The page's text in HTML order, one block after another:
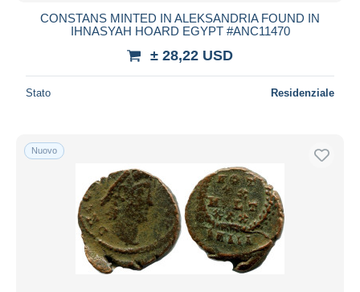
CONSTANS MINTED IN ALEKSANDRIA FOUND IN
IHNASYAH HOARD EGYPT #ANC11470
± 28,22 USD
Stato Residenziale
Nuovo